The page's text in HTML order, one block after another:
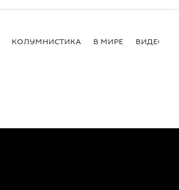
КОЛУМНИСТИКА В МИРЕ ВИДЕО